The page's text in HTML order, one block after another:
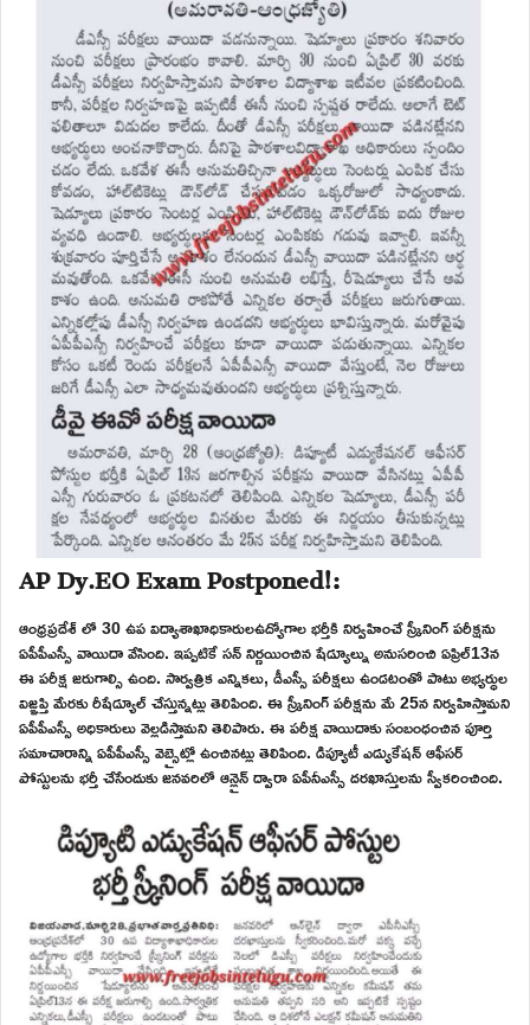
AP Dy.EO Exam Postponed!:
ఆంధ్రప్రదేశ్ లో 30 ఉప విద్యాశాఖాధికారులఉద్యోగాల భర్తీకి నిర్వహించే స్క్రీనింగ్ పరీక్షను
ఏపీపీఎస్సీ వాయిదా వేసింది. ఇప్పటికే సన్ నిర్ణయించిన షేడ్యూల్ను అనుసరించి ఏప్రిల్13న
ఈ పరీక్ష జరుగాల్సి ఉంది. సార్వత్రిక ఎన్నికలు, డీఎస్సీ పరీక్షలు ఉండటంతో పాటు అభ్యర్ధుల
విజ్ఞప్తి మేరకు రీషేడ్యూల్ చేస్తున్నట్లు తెలిపింది. ఈ స్క్రీనింగ్ పరీక్షను మే 25న నిర్వహిస్తామని
ఏపీపీఎస్సీ అధికారులు వెల్లడిస్తామని తెలిపారు. ఈ పరీక్ష వాయిదాకు సంబంధంచిన పూర్తి
సమాచారాన్ని ఏపీపీఎస్సీ వెబ్సైట్లో ఉంచినట్లు తెలిపింది. డిప్యూటీ ఎడ్యుకేషన్ ఆఫీసర్
పోస్టులను భర్తీ చేసేందుకు జనవరిలో ఆన్లైన్ ద్వారా ఏపీనీఎస్సీ దరఖాస్తులను స్వీకరించింది.